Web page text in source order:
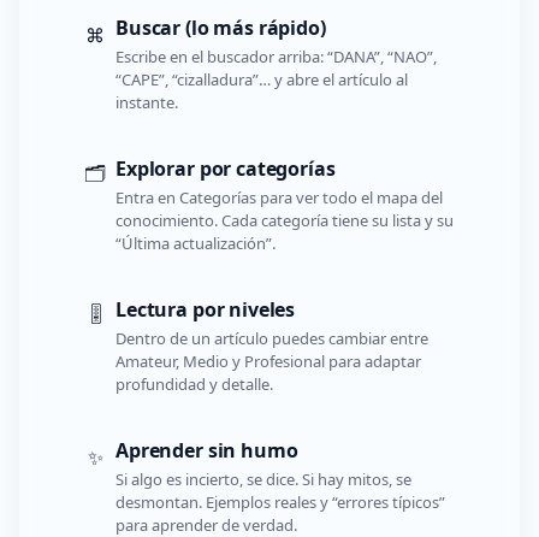
⌘ Buscar (lo más rápido)
Escribe en el buscador arriba: “DANA”, “NAO”,
“CAPE”, “cizalladura”… y abre el artículo al
instante.
🗂️ Explorar por categorías
Entra en Categorías para ver todo el mapa del
conocimiento. Cada categoría tiene su lista y su
“Última actualización”.
🎚️ Lectura por niveles
Dentro de un artículo puedes cambiar entre
Amateur, Medio y Profesional para adaptar
profundidad y detalle.
✨ Aprender sin humo
Si algo es incierto, se dice. Si hay mitos, se
desmontan. Ejemplos reales y “errores típicos”
para aprender de verdad.